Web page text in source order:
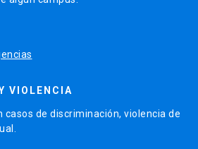
VIOLENCIA
casos de discriminación, violencia de